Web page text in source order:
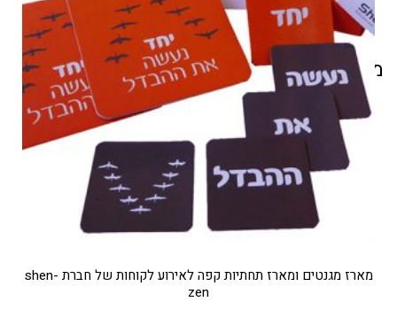
מוצרים קשורים
מארז מגנטים ומארז תחתיות קפה לאירוע לקוחות של חברת shen-
zen